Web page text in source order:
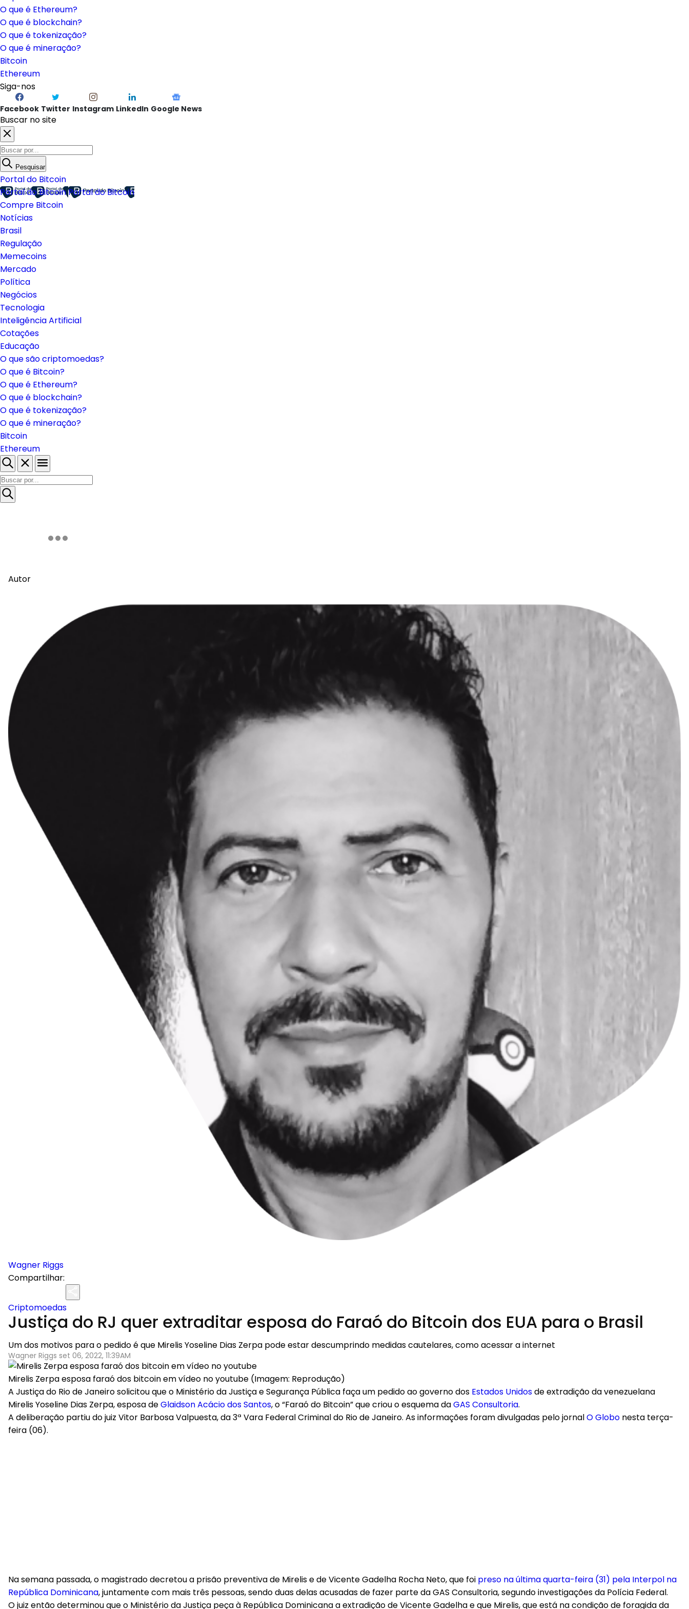
O que é Ethereum?
O que é blockchain?
O que é tokenização?
O que é mineração?
Bitcoin
Ethereum
Siga-nos
Facebook Twitter Instagram LinkedIn Google News
Buscar no site
Pesquisar
Portal do Bitcoin
Portal do BitcoinPortal do Bitcoin
Compre Bitcoin
Notícias
Brasil
Regulação
Memecoins
Mercado
Política
Negócios
Tecnologia
Inteligência Artificial
Cotações
Educação
O que são criptomoedas?
O que é Bitcoin?
O que é Ethereum?
O que é blockchain?
O que é tokenização?
O que é mineração?
Bitcoin
Ethereum
Autor
Wagner Riggs
Compartilhar:
Criptomoedas
Justiça do RJ quer extraditar esposa do Faraó do Bitcoin dos EUA para o Brasil
Um dos motivos para o pedido é que Mirelis Yoseline Dias Zerpa pode estar descumprindo medidas cautelares, como acessar a internet
Wagner Riggs set 06, 2022, 11:39AM
Mirelis Zerpa esposa faraó dos bitcoin em vídeo no youtube (Imagem: Reprodução)
A Justiça do Rio de Janeiro solicitou que o Ministério da Justiça e Segurança Pública faça um pedido ao governo dos Estados Unidosde extradição da venezuelana
Mirelis Yoseline Dias Zerpa, esposa deGlaidson Acácio dos Santos, o “Faraó do Bitcoin” que criou o esquema daGAS Consultoria.
A deliberação partiu do juiz Vitor Barbosa Valpuesta, da 3ª Vara Federal Criminal do Rio de Janeiro. As informações foram divulgadas pelo jornalO Globo nesta terça-
feira (06).
Na semana passada, o magistrado decretou a prisão preventiva de Mirelis e de Vicente Gadelha Rocha Neto, que foi preso na última quarta-feira (31) pela Interpol na
República Dominicana, juntamente com mais três pessoas, sendo duas delas acusadas de fazer parte da GAS Consultoria, segundo investigações da Polícia Federal.
O juiz então determinou que o Ministério da Justiça peça à República Dominicana a extradição de Vicente Gadelha e que Mirelis, que está na condição de foragida da